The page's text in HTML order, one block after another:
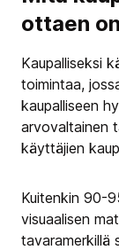
ottaen
Kaupalliseksi
toimintaa,
kaupalliseen
arvovaltainen
käyttäjien
Kuitenkin 90-
visuaalisen
tavaramerkillä